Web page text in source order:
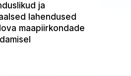
ja
lahendused
maapiirkondade